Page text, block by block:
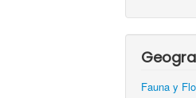
Fauna y